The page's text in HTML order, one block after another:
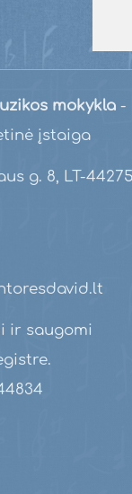
mokykla-
įstaiga
g. 8, LT-
ir saugomi